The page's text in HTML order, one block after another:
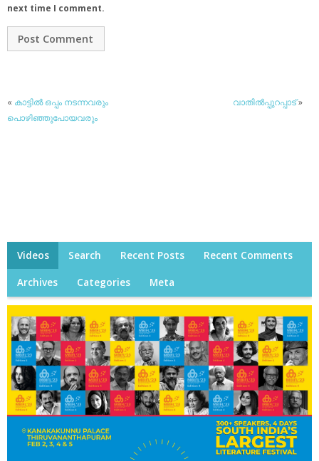
next time I comment.
« കാട്ടില്‍ ഒപ്പം നടന്നവരും
പൊഴിഞ്ഞുപോയവരും
വാതില്‍പ്പുറപ്പാട്»
Videos Search Recent Posts Recent Comments
Archives Categories Meta